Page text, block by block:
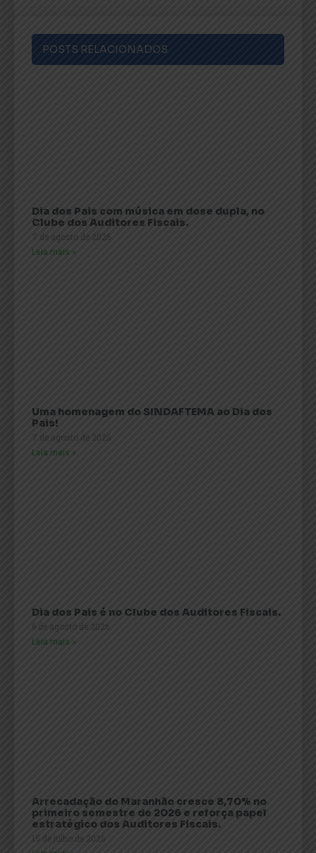
POSTS RELACIONADOS
Dia dos Pais com música em dose dupla, no
Clube dos Auditores Fiscais.
7 de agosto de 2026
Leia mais »
Uma homenagem do SINDAFTEMA ao Dia dos
Pais!
7 de agosto de 2026
Leia mais »
Dia dos Pais é no Clube dos Auditores Fiscais.
6 de agosto de 2026
Leia mais »
Arrecadação do Maranhão cresce 8,70% no
primeiro semestre de 2026 e reforça papel
estratégico dos Auditores Fiscais.
15 de julho de 2026